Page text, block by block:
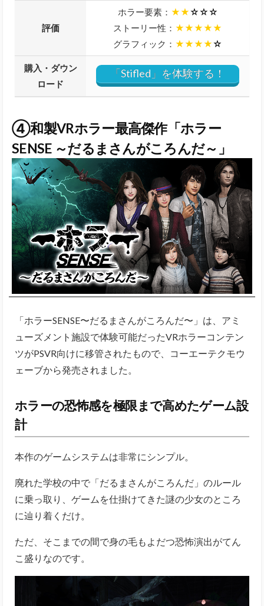
評価
ホラー要素： ★★☆☆☆
ストーリー性： ★★★★★
グラフィック： ★★★★☆
購入・ダウン
ロード
「Stifled」を体験する！
④和製VRホラー最高傑作「ホラー
SENSE ～だるまさんがころんだ～」
「ホラーSENSE〜だるまさんがころんだ〜」は、アミ
ューズメント施設で体験可能だったVRホラーコンテン
ツがPSVR向けに移管されたもので、コーエーテクモウ
ェーブから発売されました。
ホラーの恐怖感を極限まで高めたゲーム設
計
本作のゲームシステムは非常にシンプル。
廃れた学校の中で「だるまさんがころんだ」のルール
に乗っ取り、ゲームを仕掛けてきた謎の少女のところ
に辿り着くだけ。
ただ、そこまでの間で身の毛もよだつ恐怖演出がてん
こ盛りなのです。